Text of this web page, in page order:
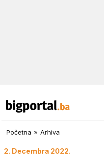
Početna » Arhiva
2. Decembra 2022.